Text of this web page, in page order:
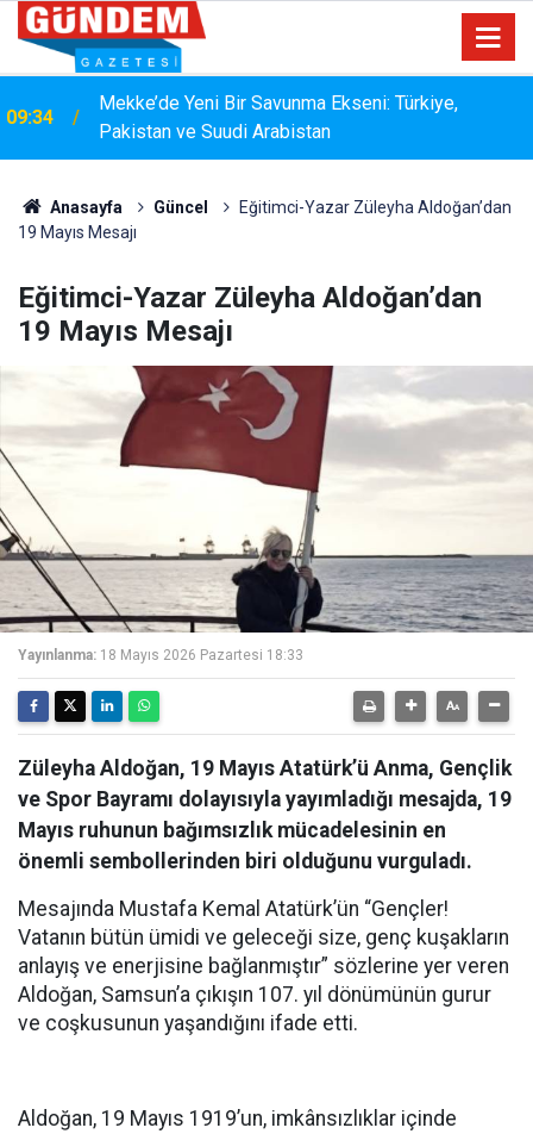
15:33 YANGIN RİSKİNE KARŞI KAPSAMLI TEMİZLİK
Anasayfa Güncel
Eğitimci-Yazar Züleyha Aldoğan’dan
19 Mayıs Mesajı
Eğitimci-Yazar Züleyha Aldoğan’dan
19 Mayıs Mesajı
Yayınlanma: 18 Mayıs 2026 Pazartesi 18:33
Züleyha Aldoğan, 19 Mayıs Atatürk’ü Anma, Gençlik
ve Spor Bayramı dolayısıyla yayımladığı mesajda, 19
Mayıs ruhunun bağımsızlık mücadelesinin en
önemli sembollerinden biri olduğunu vurguladı.
Mesajında Mustafa Kemal Atatürk’ün “Gençler!
Vatanın bütün ümidi ve geleceği size, genç kuşakların
anlayış ve enerjisine bağlanmıştır” sözlerine yer veren
Aldoğan, Samsun’a çıkışın 107. yıl dönümünün gurur
ve coşkusunun yaşandığını ifade etti.
Aldoğan, 19 Mayıs 1919’un, imkânsızlıklar içinde